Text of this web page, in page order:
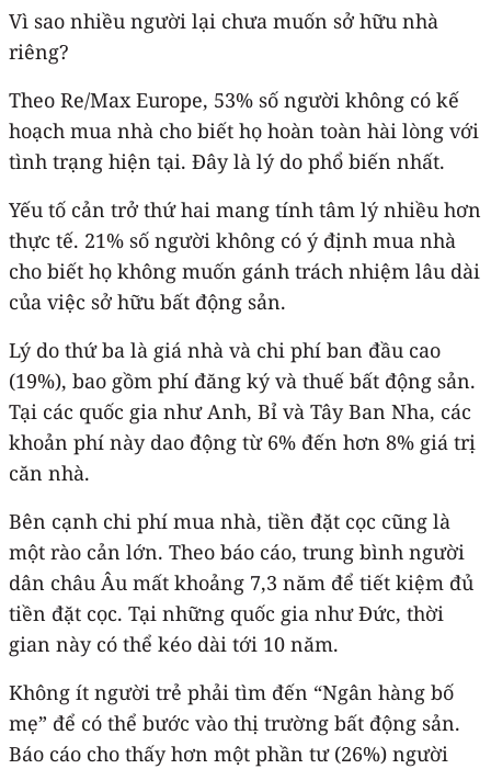
Vì sao nhiều người lại chưa muốn sở hữu nhà
riêng?
Theo Re/Max Europe, 53% số người không có kế
hoạch mua nhà cho biết họ hoàn toàn hài lòng với
tình trạng hiện tại. Đây là lý do phổ biến nhất.
Yếu tố cản trở thứ hai mang tính tâm lý nhiều hơn
thực tế. 21% số người không có ý định mua nhà
cho biết họ không muốn gánh trách nhiệm lâu dài
của việc sở hữu bất động sản.
Lý do thứ ba là giá nhà và chi phí ban đầu cao
(19%), bao gồm phí đăng ký và thuế bất động sản.
Tại các quốc gia như Anh, Bỉ và Tây Ban Nha, các
khoản phí này dao động từ 6% đến hơn 8% giá trị
căn nhà.
Bên cạnh chi phí mua nhà, tiền đặt cọc cũng là
một rào cản lớn. Theo báo cáo, trung bình người
dân châu Âu mất khoảng 7,3 năm để tiết kiệm đủ
tiền đặt cọc. Tại những quốc gia như Đức, thời
gian này có thể kéo dài tới 10 năm.
Không ít người trẻ phải tìm đến “Ngân hàng bố
mẹ” để có thể bước vào thị trường bất động sản.
Báo cáo cho thấy hơn một phần tư (26%) người